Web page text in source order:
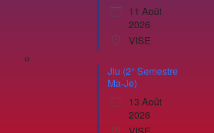
11 Août
2026
VISE
Jiu (2° Semestre
Ma-Je)
13 Août
2026